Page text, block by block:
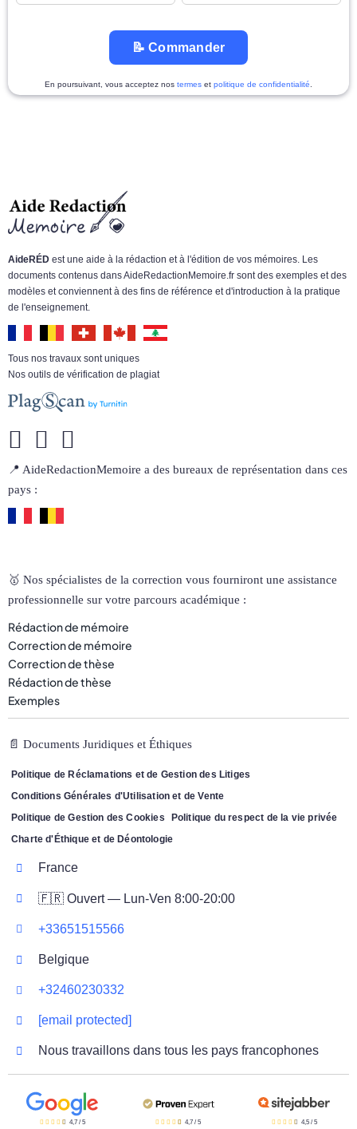
📝 Commander
En poursuivant, vous acceptez nos termes et politique de confidentialité
AideRÉD est une aide à la rédaction et à l'édition de vos mémoires. Les
documents contenus dans AideRedactionMemoire.fr sont des exemples et des
modèles et conviennent à des fins de référence et d'introduction à la pratique
de l'enseignement.
Tous nos travaux sont uniques
Nos outils de vérification de plagiat
📍 AideRedactionMemoire a des bureaux de représentation dans ces
pays :
🥇 Nos spécialistes de la correction vous fourniront une assistance
professionnelle sur votre parcours académique :
Rédaction de mémoire
Correction de mémoire
Correction de thèse
Rédaction de thèse
Exemples
📄 Documents Juridiques et Éthiques
Politique de Réclamations et de Gestion des Litiges
Conditions Générales d'Utilisation et de Vente
Politique de Gestion des Cookies
Politique du respect de la vie privée
Charte d'Éthique et de Déontologie
France
🇫🇷 Ouvert — Lun-Ven 8:00-20:00
+33651515566
Belgique
+32460230332
[email protected]
Nous travaillons dans tous les pays francophones
4,7/ 5 4,7 /5 4,5/ 5